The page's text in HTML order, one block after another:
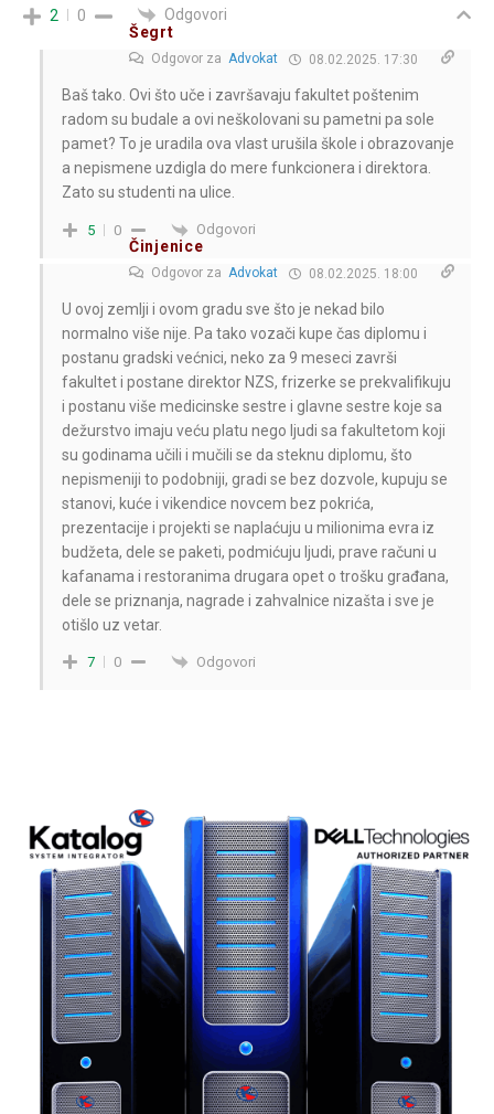
2 0
Odgovori
Šegrt
Odgovor za Advokat 08.02.2025. 17:30
Baš tako. Ovi što uče i završavaju fakultet poštenim
radom su budale a ovi neškolovani su pametni pa sole
pamet? To je uradila ova vlast urušila škole i obrazovanje
a nepismene uzdigla do mere funkcionera i direktora.
Zato su studenti na ulice.
5 0 Odgovori
Činjenice
Odgovor za Advokat 08.02.2025. 18:00
U ovoj zemlji i ovom gradu sve što je nekad bilo
normalno više nije. Pa tako vozači kupe čas diplomu i
postanu gradski većnici, neko za 9 meseci završi
fakultet i postane direktor NZS, frizerke se prekvalifikuju
i postanu više medicinske sestre i glavne sestre koje sa
dežurstvo imaju veću platu nego ljudi sa fakultetom koji
su godinama učili i mučili se da steknu diplomu, što
nepismeniji to podobniji, gradi se bez dozvole, kupuju se
stanovi, kuće i vikendice novcem bez pokrića,
prezentacije i projekti se naplaćuju u milionima evra iz
budžeta, dele se paketi, podmićuju ljudi, prave računi u
kafanama i restoranima drugara opet o trošku građana,
dele se priznanja, nagrade i zahvalnice nizašta i sve je
otišlo uz vetar.
7 0 Odgovori